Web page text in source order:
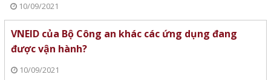
10/09/2021
VNEID của Bộ Công an khác các ứng dụng đang
được vận hành?
10/09/2021